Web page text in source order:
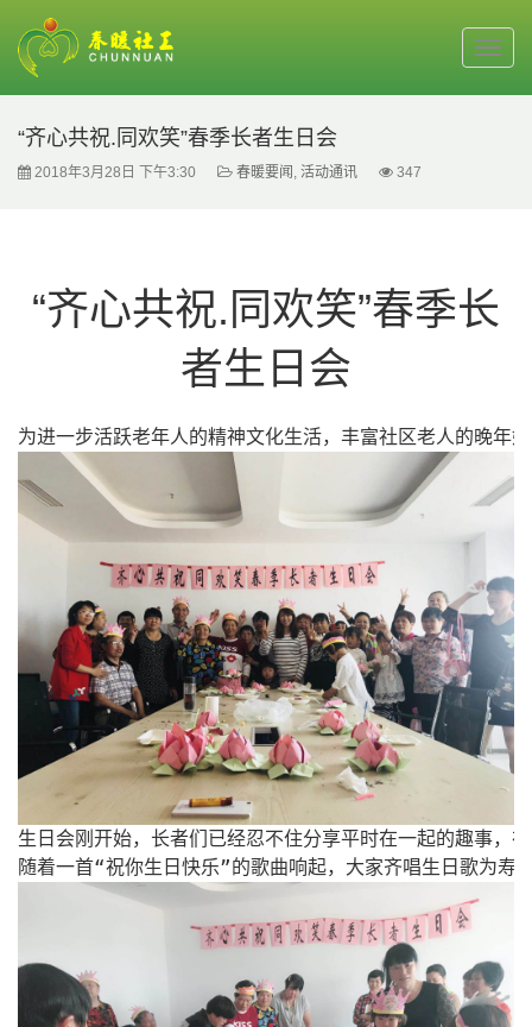
“齐心共祝.同欢笑”春季长者生日会
2018年3月28日 下午3:30 春暖要闻 , 活动通讯 347
“齐心共祝.同欢笑”春季长
者生日会
生日会刚开始，长者们已经忍不住分享平时在一起的趣事，